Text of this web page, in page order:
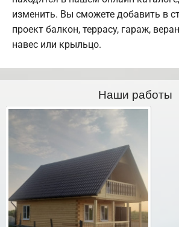
изменить. Вы сможете добавить в
проект балкон, террасу, гараж,
навес или крыльцо.
Наши работы